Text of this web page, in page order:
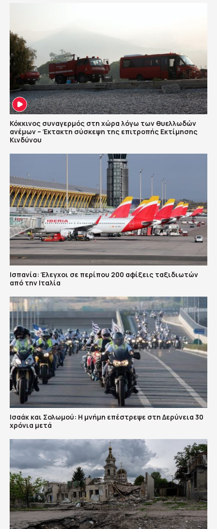
Κόκκινος συναγερμός στη χώρα λόγω των θυελλωδών
ανέμων – Έκτακτη σύσκεψη της επιτροπής Εκτίμησης
Κινδύνου
Ισπανία: Έλεγχοι σε περίπου 200 αφίξεις ταξιδιωτών
από την Ιταλία
Ισαάκ και Σολωμού: Η μνήμη επέστρεψε στη Δερύνεια 30
χρόνια μετά